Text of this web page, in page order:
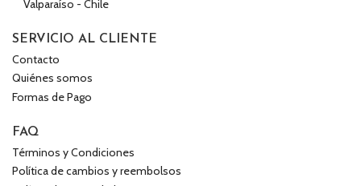
Valparaíso - Chile
SERVICIO AL CLIENTE
Contacto
Quiénes somos
Formas de Pago
FAQ
Términos y Condiciones
Política de cambios y reembolsos